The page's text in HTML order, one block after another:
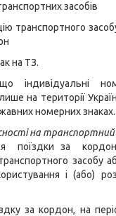
засобів
транспортного
на ТЗ.
індивідуальні
на території
номерних знаках.
на транспортний
поїздки за
засобу
і (або)
за кордон, на